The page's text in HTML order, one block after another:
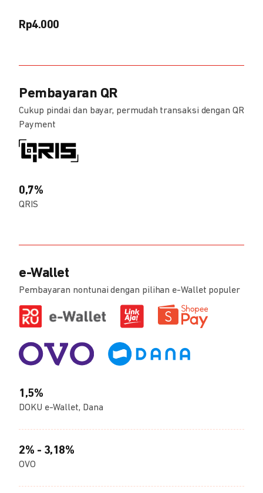
Rp4.000
Pembayaran QR
Cukup pindai dan bayar, permudah transaksi dengan QR
Payment
0,7%
QRIS
e-Wallet
Pembayaran nontunai dengan pilihan e-Wallet populer
1,5%
DOKU e-Wallet, Dana
2% - 3,18%
OVO